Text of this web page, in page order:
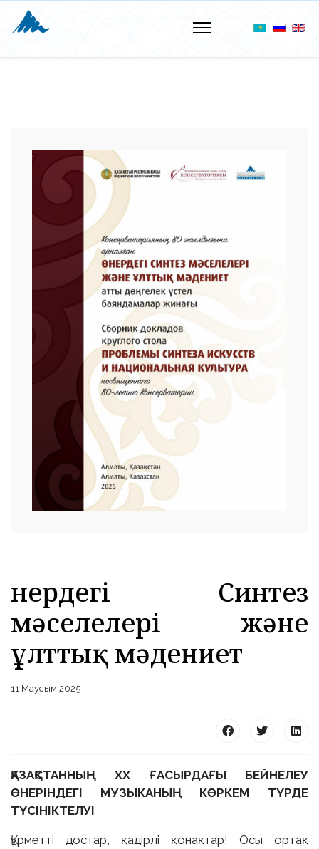
Өнердегі Синтез
мәселелері және
ұлттық мәдениет
11 Маусым 2025
ҚАЗАҚСТАННЫҢ ХХ ҒАСЫРДАҒЫ БЕЙНЕЛЕУ
ӨНЕРІНДЕГІ МУЗЫКАНЫҢ КӨРКЕМ ТҮРДЕ
ТҮСІНІКТЕЛУІ
Құрметті достар, қадірлі қонақтар! Осы ортақ